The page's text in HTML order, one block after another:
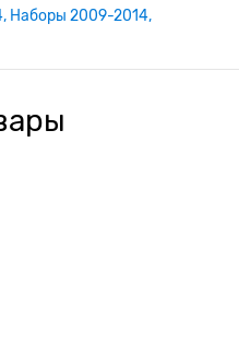
Наборы 2009-2014